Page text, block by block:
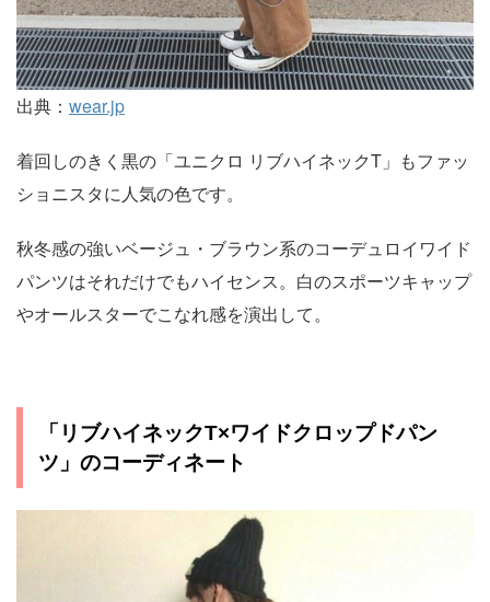
出典： wear.jp
着回しのきく黒の「ユニクロ リブハイネックT」もファッ
ショニスタに人気の色です。
秋冬感の強いベージュ・ブラウン系のコーデュロイワイド
パンツはそれだけでもハイセンス。白のスポーツキャップ
やオールスターでこなれ感を演出して。
「リブハイネックT×ワイドクロップドパン
ツ」のコーディネート